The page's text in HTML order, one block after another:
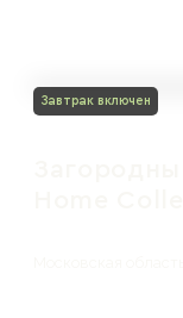
Завтрак включен